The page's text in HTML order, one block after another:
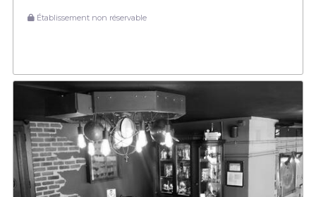
Établissement non réservable